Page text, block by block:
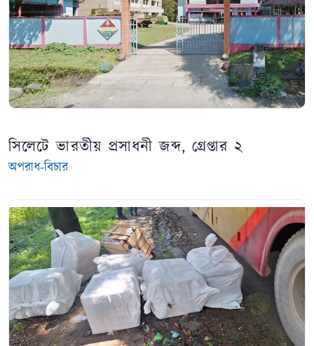
সিলেটে ভারতীয় প্রসাধনী জব্দ, গ্রেপ্তার ২
অপরাধ-বিচার